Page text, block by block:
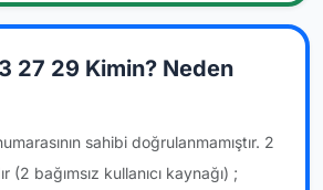
27 29 Kimin? Neden
sahibi doğrulanmamıştır. 2
(2 bağımsız kullanıcı kaynağı) ;